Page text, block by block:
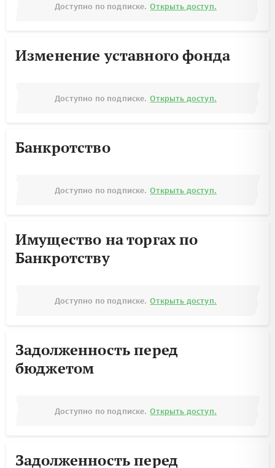
Доступно по подписке. Открыть доступ.
Изменение уставного фонда
Доступно по подписке. Открыть доступ.
Банкротство
Доступно по подписке. Открыть доступ.
Имущество на торгах по
Банкротству
Доступно по подписке. Открыть доступ.
Задолженность перед
бюджетом
Доступно по подписке. Открыть доступ.
Задолженность перед